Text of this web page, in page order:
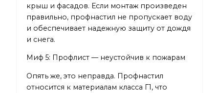
крыш и фасадов. Если монтаж произведен
правильно, профнастил не пропускает воду
и обеспечивает надежную защиту от дождя
и снега.
Миф 5: Профлист — неустойчив к пожарам
Опять же, это неправда. Профнастил
относится к материалам класса Г1, что